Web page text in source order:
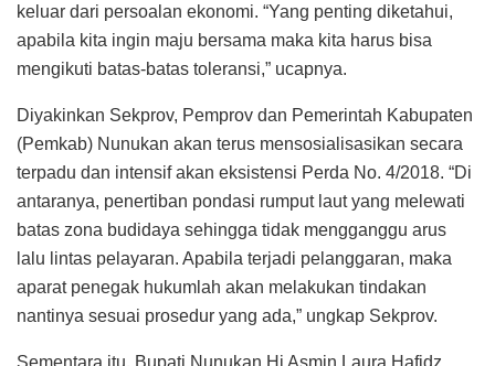
keluar dari persoalan ekonomi. “Yang penting diketahui,
apabila kita ingin maju bersama maka kita harus bisa
mengikuti batas-batas toleransi,” ucapnya.
Diyakinkan Sekprov, Pemprov dan Pemerintah Kabupaten
(Pemkab) Nunukan akan terus mensosialisasikan secara
terpadu dan intensif akan eksistensi Perda No. 4/2018. “Di
antaranya, penertiban pondasi rumput laut yang melewati
batas zona budidaya sehingga tidak mengganggu arus
lalu lintas pelayaran. Apabila terjadi pelanggaran, maka
aparat penegak hukumlah akan melakukan tindakan
nantinya sesuai prosedur yang ada,” ungkap Sekprov.